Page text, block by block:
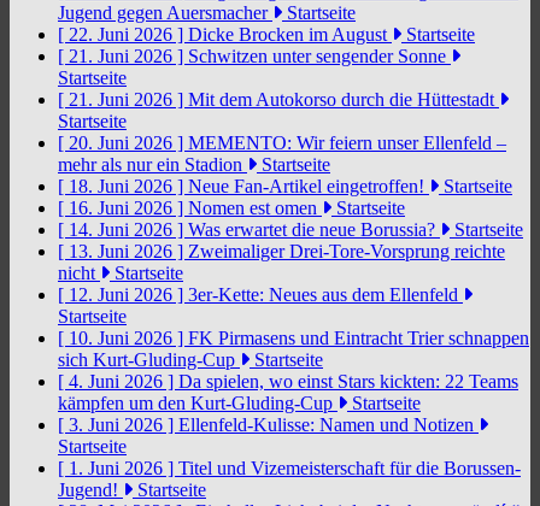
Jugend gegen Auersmacher
Startseite
[ 22. Juni 2026 ] Dicke Brocken im August
Startseite
[ 21. Juni 2026 ] Schwitzen unter sengender Sonne
Startseite
[ 21. Juni 2026 ] Mit dem Autokorso durch die Hüttestadt
Startseite
[ 20. Juni 2026 ] MEMENTO: Wir feiern unser Ellenfeld –
mehr als nur ein Stadion
Startseite
[ 18. Juni 2026 ] Neue Fan-Artikel eingetroffen!
Startseite
[ 16. Juni 2026 ] Nomen est omen
Startseite
[ 14. Juni 2026 ] Was erwartet die neue Borussia?
Startseite
[ 13. Juni 2026 ] Zweimaliger Drei-Tore-Vorsprung reichte
nicht
Startseite
[ 12. Juni 2026 ] 3er-Kette: Neues aus dem Ellenfeld
Startseite
[ 10. Juni 2026 ] FK Pirmasens und Eintracht Trier schnappen
sich Kurt-Gluding-Cup
Startseite
[ 4. Juni 2026 ] Da spielen, wo einst Stars kickten: 22 Teams
kämpfen um den Kurt-Gluding-Cup
Startseite
[ 3. Juni 2026 ] Ellenfeld-Kulisse: Namen und Notizen
Startseite
[ 1. Juni 2026 ] Titel und Vizemeisterschaft für die Borussen-
Jugend!
Startseite